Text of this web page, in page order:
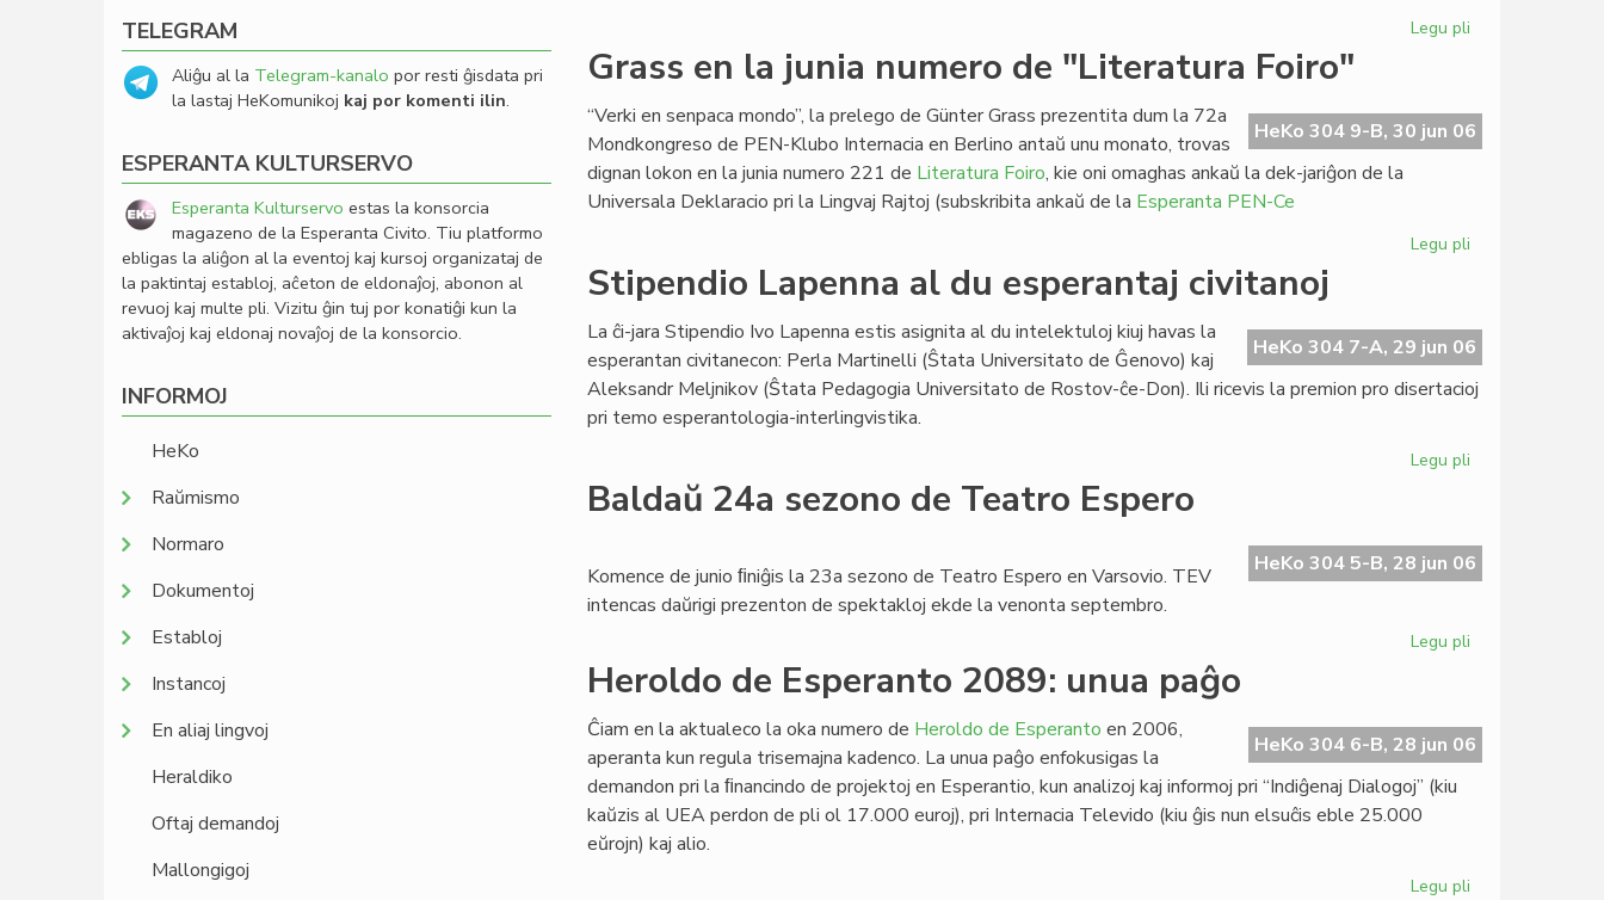
Legu pli
Svislando
Grass en la junia numero de "Literatura Foiro"
HeKo 304 9-B, 30 jun 06
“Verki en senpaca mondo”, la prelego de Günter Grass prezentita dum la 72a
Mondkongreso de PEN-Klubo Internacia en Berlino antaŭ unu monato, trovas
dignan lokon en la junia numero 221 de Literatura Foiro, kie oni omaghas ankaŭ la dek-jariĝon de la
Universala Deklaracio pri la Lingvaj Rajtoj (subskribita ankaŭ de la Esperanta PEN-Ce
Legu pli
junia
numero
de
Stipendio Lapenna al du esperantaj civitanoj
HeKo 304 7-A, 29 jun 06
La ĉi-jara Stipendio Ivo Lapenna estis asignita al du intelektuloj kiuj havas la
esperantan civitanecon: Perla Martinelli (Ŝtata Universitato de Ĝenovo) kaj
Aleksandr Meljnikov (Ŝtata Pedagogia Universitato de Rostov-ĉe-Don). Ili ricevis la premion pro disertacioj
pri temo esperantologia-interlingvistika.
Legu pli
du
esperantaj
Baldaŭ 24a sezono de Teatro Espero
HeKo 304 5-B, 28 jun 06
Komence de junio ﬁniĝis la 23a sezono de Teatro Espero en Varsovio. TEV
intencas daŭrigi prezenton de spektakloj ekde la venonta septembro.
Legu pli
de
Teatro
Heroldo de Esperanto 2089: unua paĝo
HeKo 304 6-B, 28 jun 06
Ĉiam en la aktualeco la oka numero de Heroldo de Esperanto en 2006,
aperanta kun regula trisemajna kadenco. La unua paĝo enfokusigas la
demandon pri la ﬁnancindo de projektoj en Esperantio, kun analizoj kaj informoj pri “Indiĝenaj Dialogoj” (kiu
kaŭzis al UEA perdon de pli ol 17.000 euroj), pri Internacia Televido (kiu ĝis nun elsuĉis eble 25.000
eŭrojn) kaj alio.
Legu pli
TELEGRAM
Aliĝu al la Telegram-kanalo por resti ĝisdata pri
la lastaj HeKomunikoj kaj por komenti ilin.
ESPERANTA KULTURSERVO
Esperanta Kulturservo estas la konsorcia
magazeno de la Esperanta Civito. Tiu platformo
ebligas la aliĝon al la eventoj kaj kursoj organizataj de
la paktintaj establoj, aĉeton de eldonaĵoj, abonon al
revuoj kaj multe pli. Vizitu ĝin tuj por konatiĝi kun la
aktivaĵoj kaj eldonaj novaĵoj de la konsorcio.
INFORMOJ
HeKo
Raŭmismo
Normaro
Dokumentoj
Establoj
Instancoj
En aliaj lingvoj
Heraldiko
Oftaj demandoj
Mallongigoj